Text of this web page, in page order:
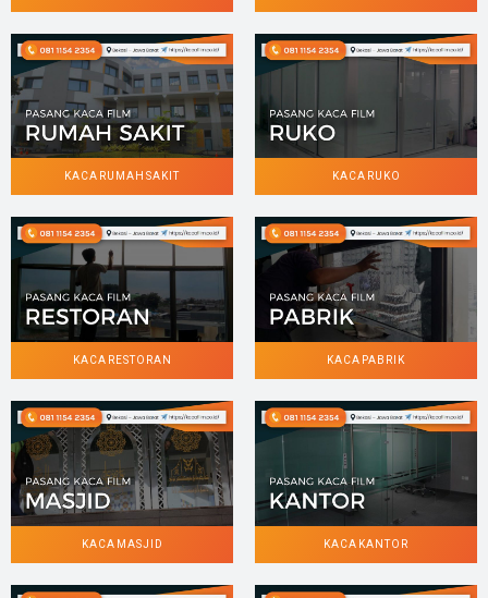
KACA RUMAH SAKIT KACA RUKO
KACA RESTORAN KACA PABRIK
KACA MASJID KACA KANTOR